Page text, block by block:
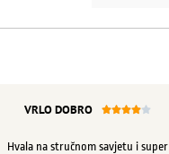
VRLO DOBRO 
Hvala na stručnom savjetu i super